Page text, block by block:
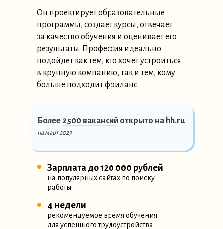
Более 2500 вакансий открыто на hh.ru
на март 2023
Он проектирует образовательные
программы, создает курсы, отвечает
за качество обучения и оценивает его
результаты. Профессия идеально
подойдет как тем, кто хочет устроиться
в крупную компанию, так и тем, кому
больше подходит фриланс.
на популярных сайтах по поиску
работы
Зарплата до 120 000 рублей
рекомендуемое время обучения
для успешного трудоустройства
4 недели